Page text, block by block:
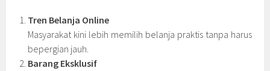
Tren Belanja Online
Masyarakat kini lebih memilih belanja praktis tanpa harus
bepergian jauh.
Barang Eksklusif